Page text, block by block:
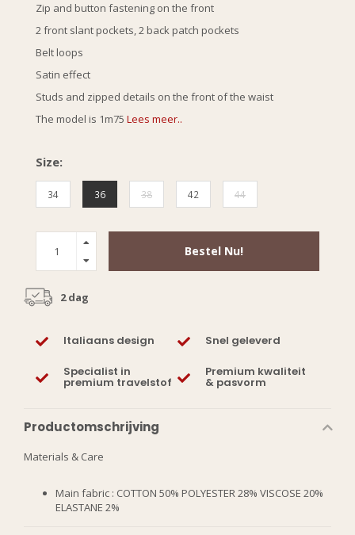
Zip and button fastening on the front
2 front slant pockets, 2 back patch pockets
Belt loops
Satin effect
Studs and zipped details on the front of the waist
The model is 1m75 Lees meer..
Size:
34 36 38 42 44
Bestel Nu!
2 dag
Italiaans design Snel geleverd
Specialist in
premium travelstof
Premium kwaliteit
& pasvorm
Productomschrijving
Materials & Care
Main fabric : COTTON 50% POLYESTER 28% VISCOSE 20%
ELASTANE 2%